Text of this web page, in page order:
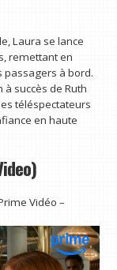
Laura se lance
remettant en
passagers à bord.
succès de Ruth
téléspectateurs
en haute
Vidéo –